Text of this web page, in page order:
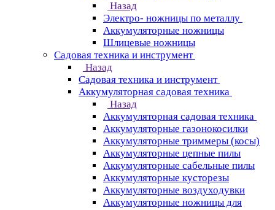
Назад
Электро- ножницы по металлу
Аккумуляторные ножницы
Шлицевые ножницы
Cадовая техника и инструмент
Назад
Cадовая техника и инструмент
Аккумуляторная садовая техника
Назад
Аккумуляторная садовая техника
Аккумуляторные газонокосилки
Аккумуляторные триммеры (косы)
Аккумуляторные цепные пилы
Аккумуляторные сабельные пилы
Аккумуляторные кусторезы
Аккумуляторные воздуходувки
Аккумуляторные ножницы для